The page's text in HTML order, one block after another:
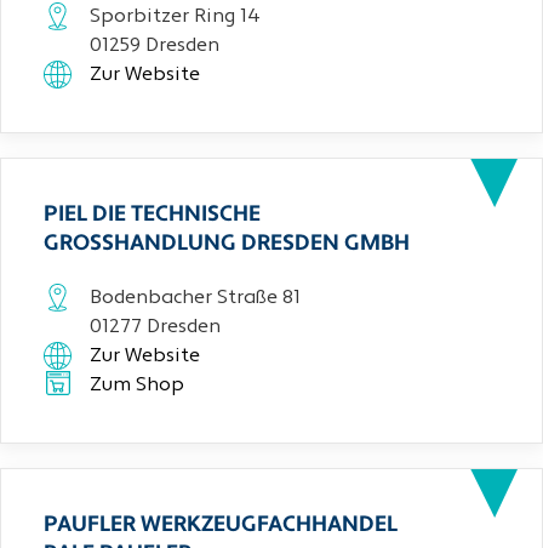
Sporbitzer Ring 14
01259 Dresden
Zur Website
PIEL DIE TECHNISCHE
GROSSHANDLUNG DRESDEN GMBH
Bodenbacher Straße 81
01277 Dresden
Zur Website
Zum Shop
PAUFLER WERKZEUGFACHHANDEL